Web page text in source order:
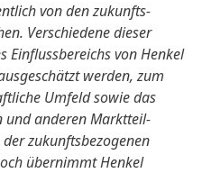
von den zukunfts­
Verschiedene dieser
Einfluss­bereichs von Henkel
werden, zum
Umfeld sowie das
und anderen Marktteil­
zukunfts­bezogenen
übernimmt Henkel